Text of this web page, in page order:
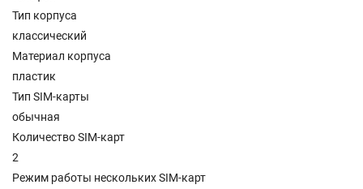
Тип корпуса
классический
Материал корпуса
пластик
Тип SIM-карты
обычная
Количество SIM-карт
2
Режим работы нескольких SIM-карт